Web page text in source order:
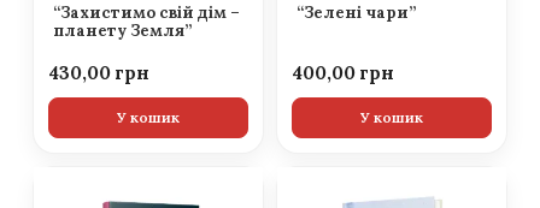
“Захистимо свій дім –
планету Земля”
430,00
У кошик
“Зелені чари”
400,00
У кошик